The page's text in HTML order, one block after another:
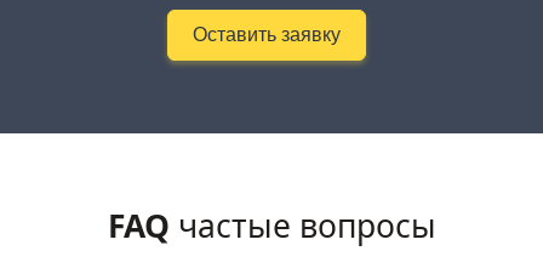
Оставить заявку
FAQ частые вопросы